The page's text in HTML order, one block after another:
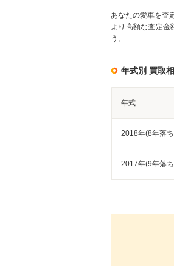
あなたの愛車を査
より高額な査定金
う。
年式別 買取
年式
2018年(8年落
2017年(9年落